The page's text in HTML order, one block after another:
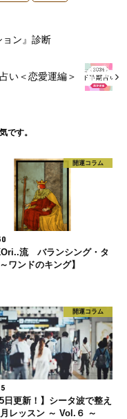
ョン』診断
い＜恋愛運編＞
です。
開運コラム
流 バランシング・タ
ワンドのキング】
開運コラム
5日更新！】シータ波で整え
レッスン ～ Vol.６ ～